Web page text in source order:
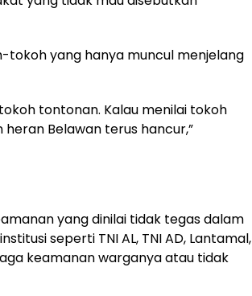
yang hanya muncul menjelang
tontonan. Kalau menilai tokoh
heran Belawan terus hancur,”
yang dinilai tidak tegas dalam
seperti TNI AL, TNI AD, Lantamal,
keamanan warganya atau tidak